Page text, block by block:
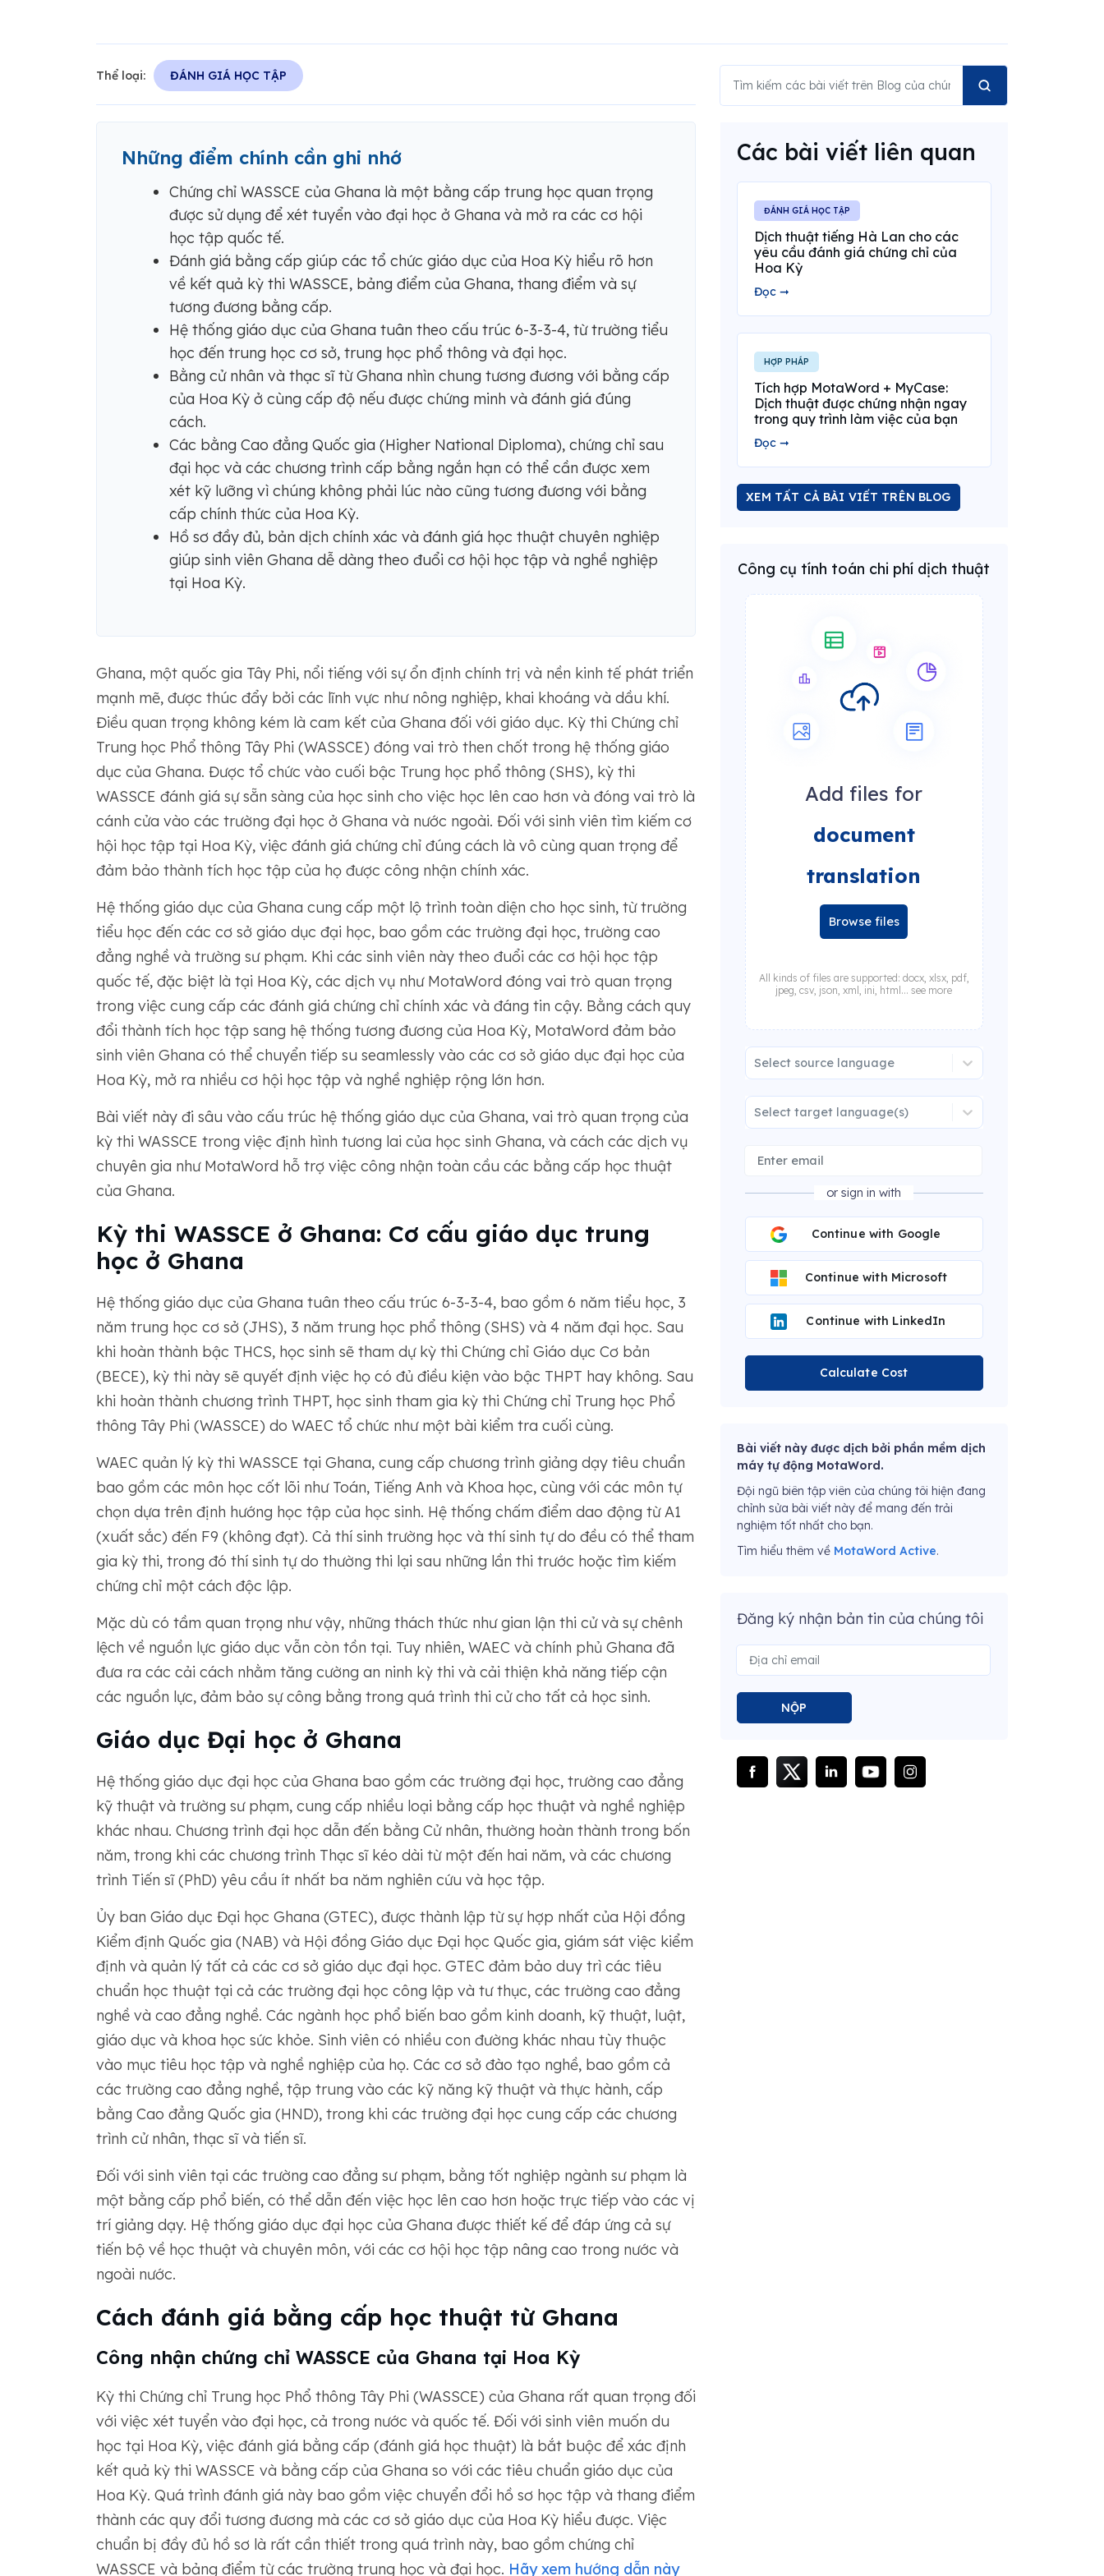
Thể loại: ĐÁNH GIÁ HỌC TẬP
Những điểm chính cần ghi nhớ
Chứng chỉ WASSCE của Ghana là một bằng cấp trung học quan trọng
được sử dụng để xét tuyển vào đại học ở Ghana và mở ra các cơ hội
học tập quốc tế.
Đánh giá bằng cấp giúp các tổ chức giáo dục của Hoa Kỳ hiểu rõ hơn
về kết quả kỳ thi WASSCE, bảng điểm của Ghana, thang điểm và sự
tương đương bằng cấp.
Hệ thống giáo dục của Ghana tuân theo cấu trúc 6-3-3-4, từ trường tiểu
học đến trung học cơ sở, trung học phổ thông và đại học.
Bằng cử nhân và thạc sĩ từ Ghana nhìn chung tương đương với bằng cấp
của Hoa Kỳ ở cùng cấp độ nếu được chứng minh và đánh giá đúng
cách.
Các bằng Cao đẳng Quốc gia (Higher National Diploma), chứng chỉ sau
đại học và các chương trình cấp bằng ngắn hạn có thể cần được xem
xét kỹ lưỡng vì chúng không phải lúc nào cũng tương đương với bằng
cấp chính thức của Hoa Kỳ.
Hồ sơ đầy đủ, bản dịch chính xác và đánh giá học thuật chuyên nghiệp
giúp sinh viên Ghana dễ dàng theo đuổi cơ hội học tập và nghề nghiệp
tại Hoa Kỳ.
Ghana, một quốc gia Tây Phi, nổi tiếng với sự ổn định chính trị và nền kinh tế phát triển
mạnh mẽ, được thúc đẩy bởi các lĩnh vực như nông nghiệp, khai khoáng và dầu khí.
Điều quan trọng không kém là cam kết của Ghana đối với giáo dục. Kỳ thi Chứng chỉ
Trung học Phổ thông Tây Phi (WASSCE) đóng vai trò then chốt trong hệ thống giáo
dục của Ghana. Được tổ chức vào cuối bậc Trung học phổ thông (SHS), kỳ thi
WASSCE đánh giá sự sẵn sàng của học sinh cho việc học lên cao hơn và đóng vai trò là
cánh cửa vào các trường đại học ở Ghana và nước ngoài. Đối với sinh viên tìm kiếm cơ
hội học tập tại Hoa Kỳ, việc đánh giá chứng chỉ đúng cách là vô cùng quan trọng để
đảm bảo thành tích học tập của họ được công nhận chính xác.
Hệ thống giáo dục của Ghana cung cấp một lộ trình toàn diện cho học sinh, từ trường
tiểu học đến các cơ sở giáo dục đại học, bao gồm các trường đại học, trường cao
đẳng nghề và trường sư phạm. Khi các sinh viên này theo đuổi các cơ hội học tập
quốc tế, đặc biệt là tại Hoa Kỳ, các dịch vụ như MotaWord đóng vai trò quan trọng
trong việc cung cấp các đánh giá chứng chỉ chính xác và đáng tin cậy. Bằng cách quy
đổi thành tích học tập sang hệ thống tương đương của Hoa Kỳ, MotaWord đảm bảo
sinh viên Ghana có thể chuyển tiếp su seamlessly vào các cơ sở giáo dục đại học của
Hoa Kỳ, mở ra nhiều cơ hội học tập và nghề nghiệp rộng lớn hơn.
Bài viết này đi sâu vào cấu trúc hệ thống giáo dục của Ghana, vai trò quan trọng của
kỳ thi WASSCE trong việc định hình tương lai của học sinh Ghana, và cách các dịch vụ
chuyên gia như MotaWord hỗ trợ việc công nhận toàn cầu các bằng cấp học thuật
của Ghana.
Kỳ thi WASSCE ở Ghana: Cơ cấu giáo dục trung
học ở Ghana
Hệ thống giáo dục của Ghana tuân theo cấu trúc 6-3-3-4, bao gồm 6 năm tiểu học, 3
năm trung học cơ sở (JHS), 3 năm trung học phổ thông (SHS) và 4 năm đại học. Sau
khi hoàn thành bậc THCS, học sinh sẽ tham dự kỳ thi Chứng chỉ Giáo dục Cơ bản
(BECE), kỳ thi này sẽ quyết định việc họ có đủ điều kiện vào bậc THPT hay không. Sau
khi hoàn thành chương trình THPT, học sinh tham gia kỳ thi Chứng chỉ Trung học Phổ
thông Tây Phi (WASSCE) do WAEC tổ chức như một bài kiểm tra cuối cùng.
WAEC quản lý kỳ thi WASSCE tại Ghana, cung cấp chương trình giảng dạy tiêu chuẩn
bao gồm các môn học cốt lõi như Toán, Tiếng Anh và Khoa học, cùng với các môn tự
chọn dựa trên định hướng học tập của học sinh. Hệ thống chấm điểm dao động từ A1
(xuất sắc) đến F9 (không đạt). Cả thí sinh trường học và thí sinh tự do đều có thể tham
gia kỳ thi, trong đó thí sinh tự do thường thi lại sau những lần thi trước hoặc tìm kiếm
chứng chỉ một cách độc lập.
Mặc dù có tầm quan trọng như vậy, những thách thức như gian lận thi cử và sự chênh
lệch về nguồn lực giáo dục vẫn còn tồn tại. Tuy nhiên, WAEC và chính phủ Ghana đã
đưa ra các cải cách nhằm tăng cường an ninh kỳ thi và cải thiện khả năng tiếp cận
các nguồn lực, đảm bảo sự công bằng trong quá trình thi cử cho tất cả học sinh.
Giáo dục Đại học ở Ghana
Hệ thống giáo dục đại học của Ghana bao gồm các trường đại học, trường cao đẳng
kỹ thuật và trường sư phạm, cung cấp nhiều loại bằng cấp học thuật và nghề nghiệp
khác nhau. Chương trình đại học dẫn đến bằng Cử nhân, thường hoàn thành trong bốn
năm, trong khi các chương trình Thạc sĩ kéo dài từ một đến hai năm, và các chương
trình Tiến sĩ (PhD) yêu cầu ít nhất ba năm nghiên cứu và học tập.
Ủy ban Giáo dục Đại học Ghana (GTEC), được thành lập từ sự hợp nhất của Hội đồng
Kiểm định Quốc gia (NAB) và Hội đồng Giáo dục Đại học Quốc gia, giám sát việc kiểm
định và quản lý tất cả các cơ sở giáo dục đại học. GTEC đảm bảo duy trì các tiêu
chuẩn học thuật tại cả các trường đại học công lập và tư thục, các trường cao đẳng
nghề và cao đẳng nghề. Các ngành học phổ biến bao gồm kinh doanh, kỹ thuật, luật,
giáo dục và khoa học sức khỏe. Sinh viên có nhiều con đường khác nhau tùy thuộc
vào mục tiêu học tập và nghề nghiệp của họ. Các cơ sở đào tạo nghề, bao gồm cả
các trường cao đẳng nghề, tập trung vào các kỹ năng kỹ thuật và thực hành, cấp
bằng Cao đẳng Quốc gia (HND), trong khi các trường đại học cung cấp các chương
trình cử nhân, thạc sĩ và tiến sĩ.
Đối với sinh viên tại các trường cao đẳng sư phạm, bằng tốt nghiệp ngành sư phạm là
một bằng cấp phổ biến, có thể dẫn đến việc học lên cao hơn hoặc trực tiếp vào các vị
trí giảng dạy. Hệ thống giáo dục đại học của Ghana được thiết kế để đáp ứng cả sự
tiến bộ về học thuật và chuyên môn, với các cơ hội học tập nâng cao trong nước và
ngoài nước.
Cách đánh giá bằng cấp học thuật từ Ghana
Công nhận chứng chỉ WASSCE của Ghana tại Hoa Kỳ
Kỳ thi Chứng chỉ Trung học Phổ thông Tây Phi (WASSCE) của Ghana rất quan trọng đối
với việc xét tuyển vào đại học, cả trong nước và quốc tế. Đối với sinh viên muốn du
học tại Hoa Kỳ, việc đánh giá bằng cấp (đánh giá học thuật) là bắt buộc để xác định
kết quả kỳ thi WASSCE và bằng cấp của Ghana so với các tiêu chuẩn giáo dục của
Hoa Kỳ. Quá trình đánh giá này bao gồm việc chuyển đổi hồ sơ học tập và thang điểm
thành các quy đổi tương đương mà các cơ sở giáo dục của Hoa Kỳ hiểu được. Việc
chuẩn bị đầy đủ hồ sơ là rất cần thiết trong quá trình này, bao gồm chứng chỉ
WASSCE và bảng điểm từ các trường trung học và đại học. Hãy xem hướng dẫn này
Các bài viết liên quan
ĐÁNH GIÁ HỌC TẬP
Dịch thuật tiếng Hà Lan cho các
yêu cầu đánh giá chứng chỉ của
Hoa Kỳ
Đọc ➞
HỢP PHÁP
Tích hợp MotaWord + MyCase:
Dịch thuật được chứng nhận ngay
trong quy trình làm việc của bạn
Đọc ➞
XEM TẤT CẢ BÀI VIẾT TRÊN BLOG
Công cụ tính toán chi phí dịch thuật
Add files for
document
translation
Browse files
All kinds of files are supported: docx, xlsx, pdf,
jpeg, csv, json, xml, ini, html... see more
Select source language
Select target language(s)
or sign in with
Continue with Google
Continue with Microsoft
Continue with LinkedIn
Calculate Cost
Bài viết này được dịch bởi phần mềm dịch
máy tự động MotaWord.
Đội ngũ biên tập viên của chúng tôi hiện đang
chỉnh sửa bài viết này để mang đến trải
nghiệm tốt nhất cho bạn.
Tìm hiểu thêm về MotaWord Active.
Đăng ký nhận bản tin của chúng tôi
NỘP